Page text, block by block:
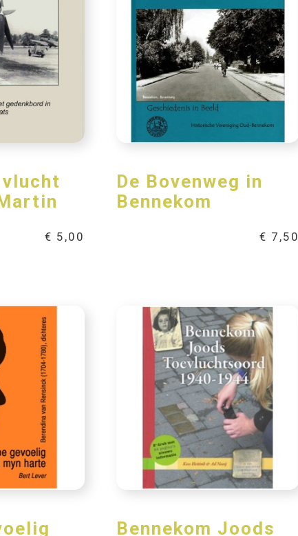
€ 5,00
De Bovenweg in
Bennekom
€ 7,50
Bennekom Joods